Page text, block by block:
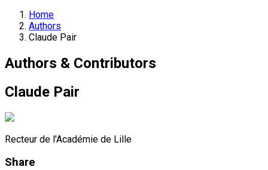
Home
Authors
Claude Pair
Authors & Contributors
Claude Pair
Recteur de l'Académie de Lille
Share